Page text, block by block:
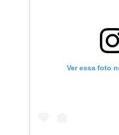
Ver essa foto